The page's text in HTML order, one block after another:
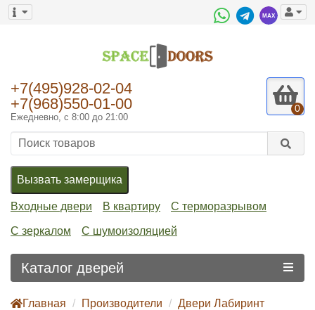
+7(495)928-02-04
+7(968)550-01-00
Ежедневно, с 8:00 до 21:00
0
Вызвать замерщика
Входные двери В квартиру С терморазрывом
С зеркалом С шумоизоляцией
Каталог дверей
Главная Производители
Двери Лабиринт